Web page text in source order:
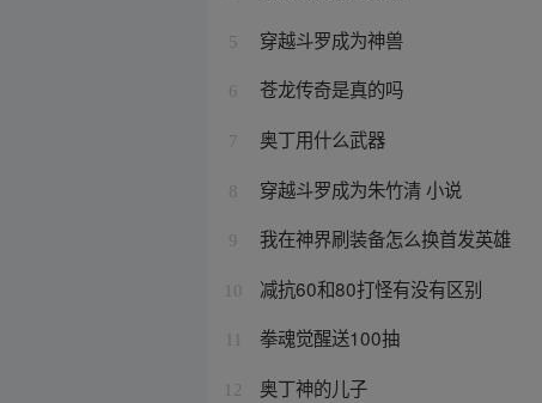
5 穿越斗罗成为神兽
6 苍龙传奇是真的吗
7 奥丁用什么武器
8 穿越斗罗成为朱竹清 小说
9 我在神界刷装备怎么换首发英雄
10 减抗60和80打怪有没有区别
拳魂觉醒送100抽
12 奥丁神的儿子